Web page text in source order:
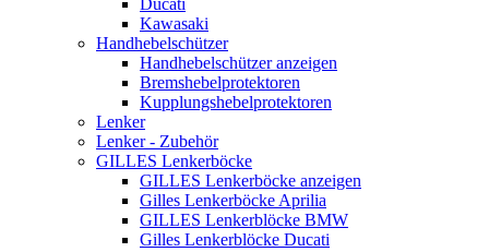
Ducati
Kawasaki
Handhebelschützer
Handhebelschützer anzeigen
Bremshebelprotektoren
Kupplungshebelprotektoren
Lenker
Lenker - Zubehör
GILLES Lenkerböcke
GILLES Lenkerböcke anzeigen
Gilles Lenkerböcke Aprilia
GILLES Lenkerblöcke BMW
Gilles Lenkerblöcke Ducati